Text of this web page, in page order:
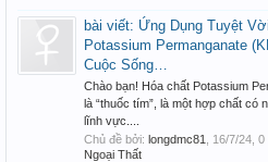
bài viết: Ứng Dụng Tuyệt
Potassium Permanganate
Cuộc Sống…
Chào bạn! Hóa chất Potassium
là “thuốc tím”, là một hợp chất có
lĩnh vực....
Chủ đề bởi: longdmc81 16/7/24 ,
Ngoại Thất